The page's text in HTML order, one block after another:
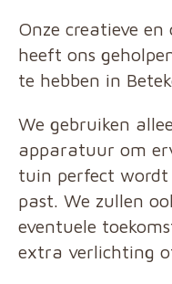
Onze creatieve
heeft ons
te hebben in
We gebruiken
apparatuur om
tuin perfect wordt
past. We zullen
eventuele
extra verlichting